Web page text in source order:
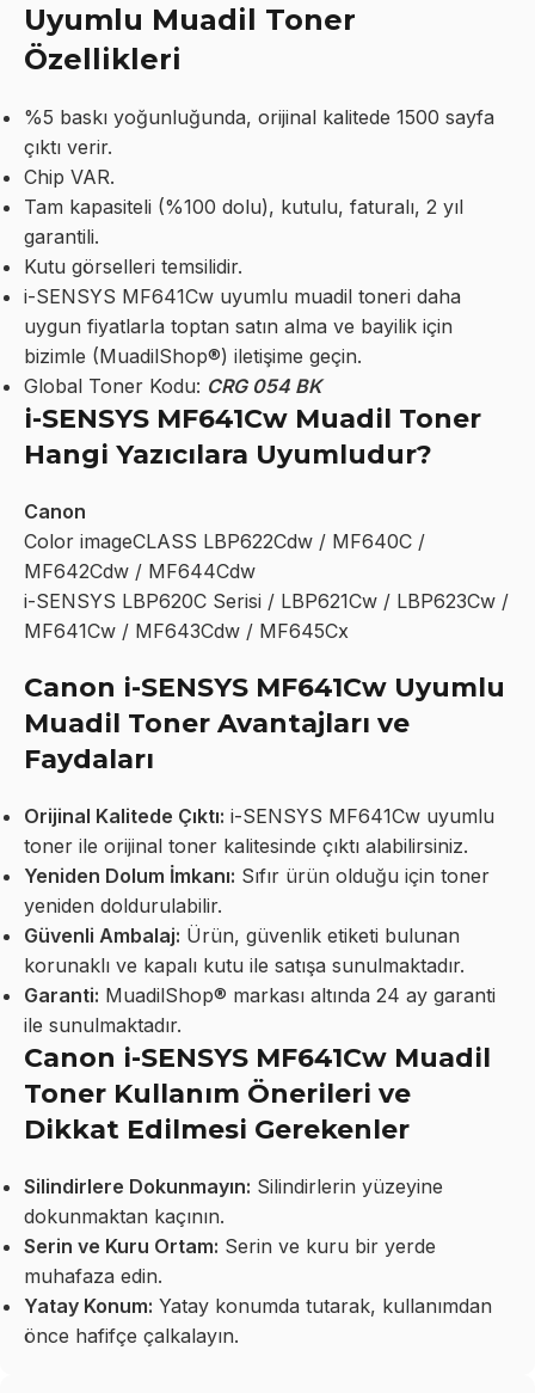
Uyumlu Muadil Toner
Özellikleri
%5 baskı yoğunluğunda, orijinal kalitede 1500 sayfa
çıktı verir.
Chip VAR.
Tam kapasiteli (%100 dolu), kutulu, faturalı, 2 yıl
garantili.
Kutu görselleri temsilidir.
i-SENSYS MF641Cw uyumlu muadil toneri daha
uygun fiyatlarla toptan satın alma ve bayilik için
bizimle (MuadilShop®) iletişime geçin.
Global Toner Kodu: CRG 054 BK
i-SENSYS MF641Cw Muadil Toner
Hangi Yazıcılara Uyumludur?
Canon
Color imageCLASS LBP622Cdw / MF640C /
MF642Cdw / MF644Cdw
i-SENSYS LBP620C Serisi / LBP621Cw / LBP623Cw /
MF641Cw / MF643Cdw / MF645Cx
Canon i-SENSYS MF641Cw Uyumlu
Muadil Toner Avantajları ve
Faydaları
Orijinal Kalitede Çıktı: i-SENSYS MF641Cw uyumlu
toner ile orijinal toner kalitesinde çıktı alabilirsiniz.
Yeniden Dolum İmkanı: Sıfır ürün olduğu için toner
yeniden doldurulabilir.
Güvenli Ambalaj: Ürün, güvenlik etiketi bulunan
korunaklı ve kapalı kutu ile satışa sunulmaktadır.
Garanti: MuadilShop® markası altında 24 ay garanti
ile sunulmaktadır.
Canon i-SENSYS MF641Cw Muadil
Toner Kullanım Önerileri ve
Dikkat Edilmesi Gerekenler
Silindirlere Dokunmayın: Silindirlerin yüzeyine
dokunmaktan kaçının.
Serin ve Kuru Ortam: Serin ve kuru bir yerde
muhafaza edin.
Yatay Konum: Yatay konumda tutarak, kullanımdan
önce hafifçe çalkalayın.